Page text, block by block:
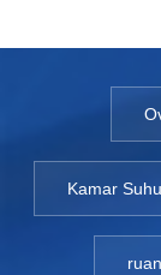
Kamar